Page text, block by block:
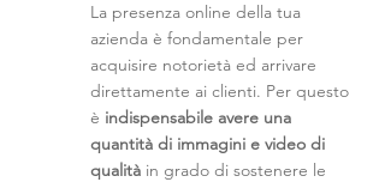
La presenza online della tua
azienda è fondamentale per
acquisire notorietà ed arrivare
direttamente ai clienti. Per questo
è indispensabile avere una
quantità di immagini e video di
qualità in grado di sostenere le